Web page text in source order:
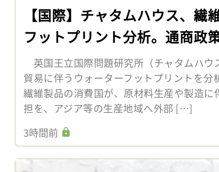
【国際】チャタムハウス、繊
フットプリント分析。通商政
英国王立国際問題研究所（チャタムハウ
貿易に伴うウォーターフットプリントを
繊維製品の消費国が、原材料生産や製造
担を、アジア等の生産地域へ外部 […]
3時間前